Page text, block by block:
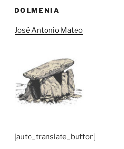
DOLMENIA
José Antonio Mateo
[auto_translate_button]